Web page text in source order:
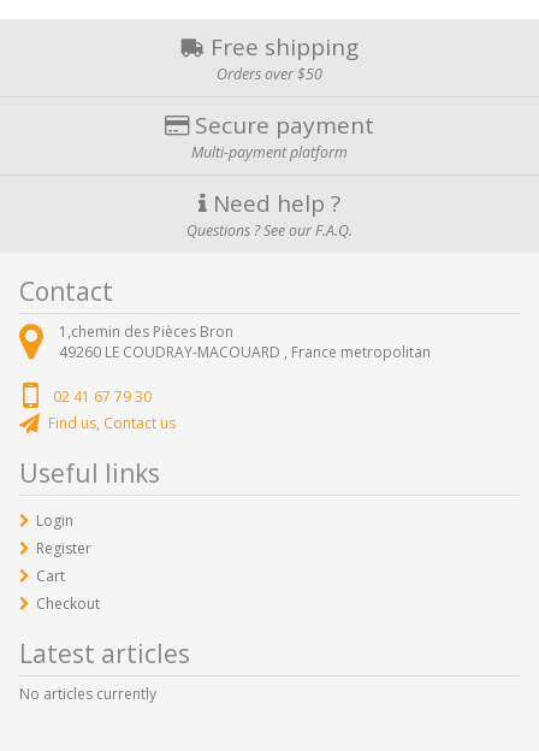
Free shipping
Orders over $50
Secure payment
Multi-payment platform
Need help ?
Questions ? See our F.A.Q.
Contact
1,chemin des Pièces Bron
49260 LE COUDRAY-MACOUARD , France metropolitan
02 41 67 79 30
Find us, Contact us
Useful links
Login
Register
Cart
Checkout
Latest articles
No articles currently